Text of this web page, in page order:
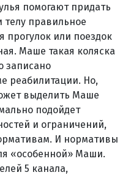
помогают придать
телу правильное
прогулок или поездок
Маше такая коляска
записано
реабилитации. Но,
выделить Маше
подойдет
и ограничений,
И нормативы
«особенной» Маши.
5 канала,